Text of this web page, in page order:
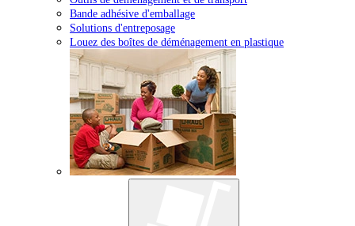
Bande adhésive d'emballage
Solutions d'entreposage
Louez des boîtes de déménagement en plastique